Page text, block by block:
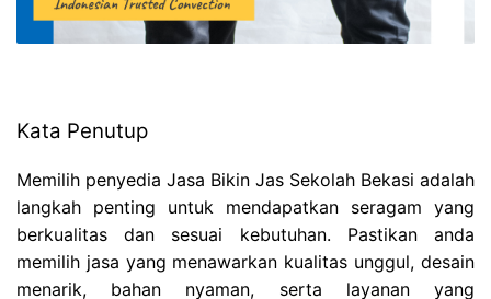
Kata Penutup
Memilih penyedia Jasa Bikin Jas Sekolah Bekasi adalah
langkah penting untuk mendapatkan seragam yang
berkualitas dan sesuai kebutuhan. Pastikan anda
memilih jasa yang menawarkan kualitas unggul, desain
menarik, bahan nyaman, serta layanan yang